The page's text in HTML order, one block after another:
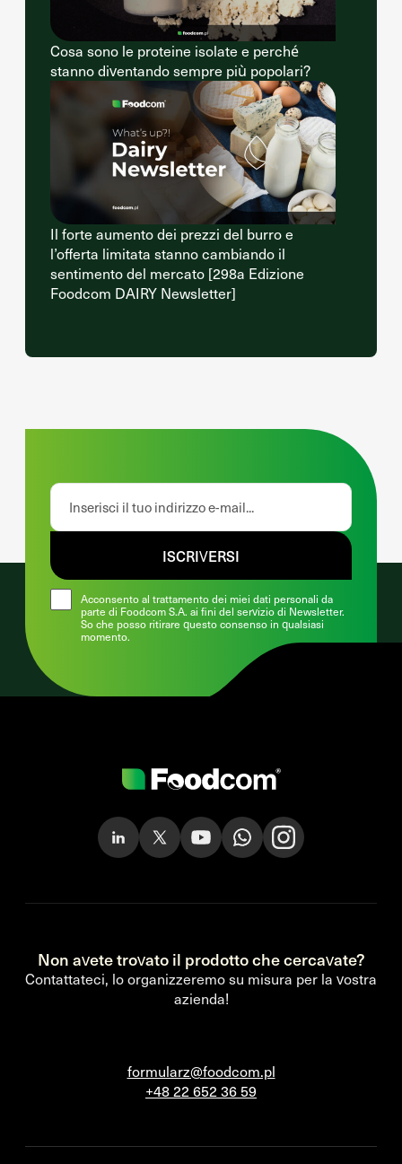
Cosa sono le proteine isolate e perché
stanno diventando sempre più popolari?
Il forte aumento dei prezzi del burro e
l’offerta limitata stanno cambiando il
sentimento del mercato [298a Edizione
Foodcom DAIRY Newsletter]
Acconsento al trattamento dei miei dati personali da
parte di Foodcom S.A. ai fini del servizio di Newsletter.
So che posso ritirare questo consenso in qualsiasi
momento.
ISCRIVERSI
Non avete trovato il prodotto che cercavate?
Contattateci, lo organizzeremo su misura per la vostra
azienda!
formularz@foodcom.pl
+48 22 652 36 59